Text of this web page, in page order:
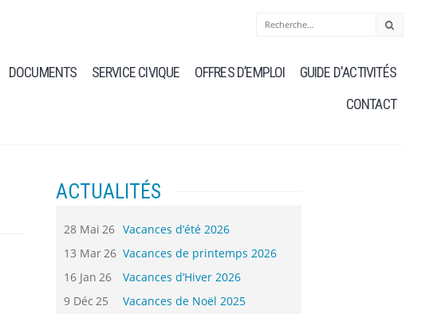
DOCUMENTS SERVICE CIVIQUE OFFRES D’EMPLOI
GUIDE D'ACTIVITÉS
CONTACT
ACTUALITÉS
28 Mai 26 Vacances d’été 2026
13 Mar 26 Vacances de printemps 2026
16 Jan 26
Vacances d’Hiver 2026
9 Déc 25
Vacances de Noël 2025